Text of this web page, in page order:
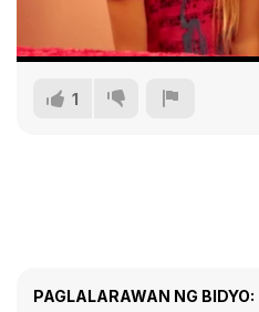
1
PAGLALARAWAN NG BIDYO: